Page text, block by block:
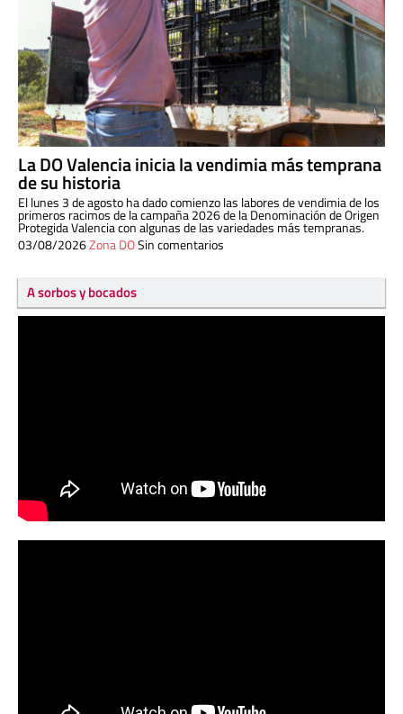
La DO Valencia inicia la vendimia más temprana
de su historia
El lunes 3 de agosto ha dado comienzo las labores de vendimia de los
primeros racimos de la campaña 2026 de la Denominación de Origen
Protegida Valencia con algunas de las variedades más tempranas.
03/08/2026Zona DOSin comentarios
A sorbos y bocados